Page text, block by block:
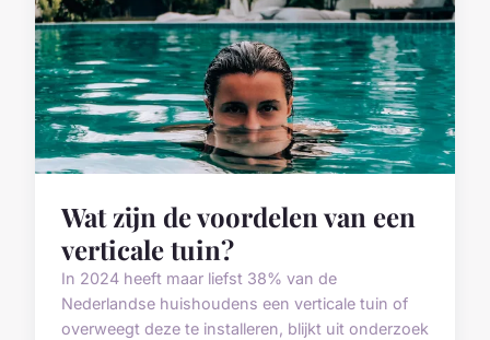
Wat zijn de voordelen van een
verticale tuin?
In 2024 heeft maar liefst 38% van de
Nederlandse huishoudens een verticale tuin of
overweegt deze te installeren, blijkt uit onderzoek